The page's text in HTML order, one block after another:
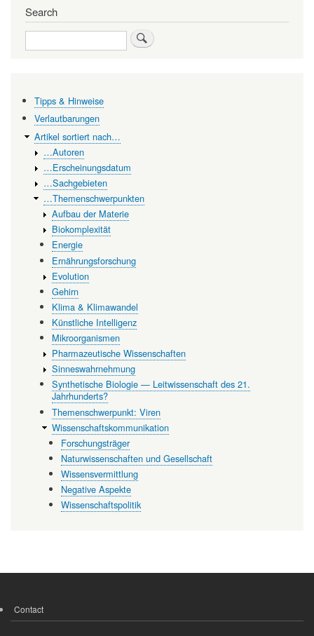
links
for
Negative
Search
Search
Tipps & Hinweise
Verlautbarungen
Artikel sortiert nach…
…Autoren
…Erscheinungsdatum
…Sachgebieten
…Themenschwerpunkten
Aufbau der Materie
Biokomplexität
Energie
Ernährungsforschung
Evolution
Gehirn
Klima & Klimawandel
Künstliche Intelligenz
Mikroorganismen
Pharmazeutische Wissenschaften
Sinneswahrnehmung
Synthetische Biologie — Leitwissenschaft des 21.
Jahrhunderts?
Themenschwerpunkt: Viren
Wissenschaftskommunikation
Forschungsträger
Naturwissenschaften und Gesellschaft
Wissensvermittlung
Negative Aspekte
Wissenschaftspolitik
FOOTER
Contact